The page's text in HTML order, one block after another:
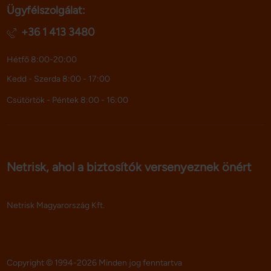
adatokkal, amelyeket Ön adott meg számukra vagy az
Ön által használt más szolgáltatásokból gyűjtöttek.
Ügyfélszolgálat:
+36 1 413 3480
Hétfő 8:00-20:00
Kedd - Szerda 8:00 - 17:00
Csütörtök - Péntek 8:00 - 16:00
Netrisk, ahol a biztosítók versenyeznek önért
Netrisk Magyarország Kft.
Copyright © 1994-2026 Minden jog fenntartva